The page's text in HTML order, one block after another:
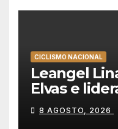
CICLISMO NACIONAL
Leangel
Elvas e
Tavfer-
Mortágua
8 AGOSTO, 2026